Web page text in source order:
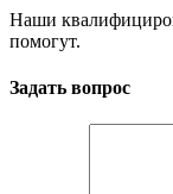
Наши
помогут.
Задать вопрос